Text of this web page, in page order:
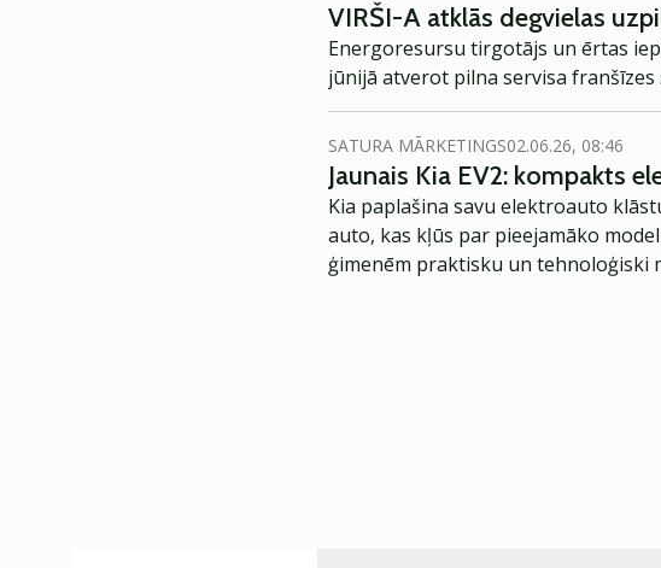
VIRŠI-A atklās degvielas
Energoresursu tirgotājs un ērtas
jūnijā atverot pilna servisa franšīzes
SATURA MĀRKETINGS02.06.26, 08:46
Jaunais Kia EV2: kompakts
Kia paplašina savu elektroauto
auto, kas kļūs par pieejamāko
ģimenēm praktisku un tehnoloģiski